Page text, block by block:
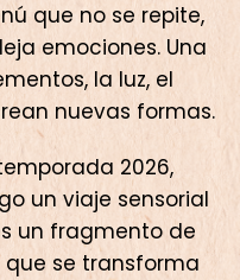
que no se repite,
emociones. Una
la luz, el
nuevas formas.
2026,
un viaje sensorial
un fragmento de
se transforma